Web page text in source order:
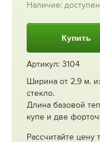
Наличие:
Купить
Артикул: 3104
Ширина от 2,9 м.
стекло.
Длина базовой
купе и две
Рассчитайте цену